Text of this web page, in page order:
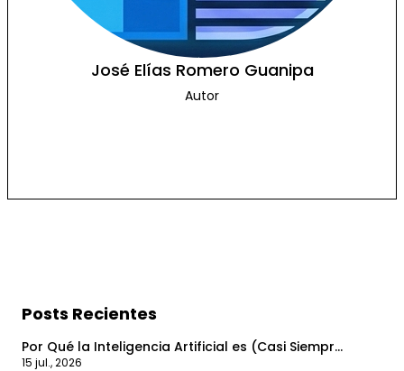
José Elías Romero Guanipa
Autor
Posts Recientes
Por Qué la Inteligencia Artificial es (Casi Siempr...
15 jul., 2026